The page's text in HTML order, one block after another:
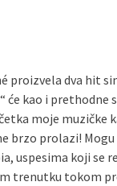
proizvela dva hit
će kao i
moje muzičke
brzo prolazi!
uspesima koji se
trenutku tokom